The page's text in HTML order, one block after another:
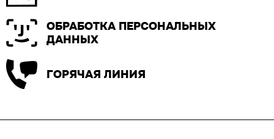
ОБРАБОТКА ПЕРСОНАЛЬНЫХ
ДАННЫХ
ГОРЯЧАЯ ЛИНИЯ